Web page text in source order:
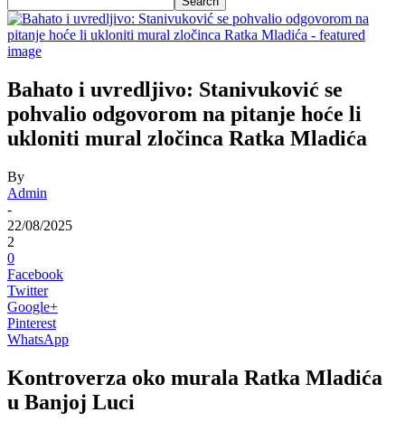
Bahato i uvredljivo: Stanivuković se
pohvalio odgovorom na pitanje hoće li
ukloniti mural zločinca Ratka Mladića
By
Admin
-
22/08/2025
2
0
Facebook
Twitter
Google+
Pinterest
WhatsApp
Kontroverza oko murala Ratka Mladića
u Banjoj Luci